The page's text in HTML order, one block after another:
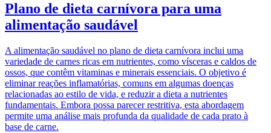
Plano de dieta carnívora para uma
alimentação saudável
A alimentação saudável no plano de dieta carnívora inclui uma
variedade de carnes ricas em nutrientes, como vísceras e caldos de
ossos, que contêm vitaminas e minerais essenciais. O objetivo é
eliminar reações inflamatórias, comuns em algumas doenças
relacionadas ao estilo de vida, e reduzir a dieta a nutrientes
fundamentais. Embora possa parecer restritiva, esta abordagem
permite uma análise mais profunda da qualidade de cada prato à
base de carne.